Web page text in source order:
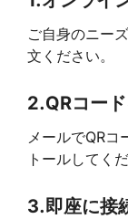
ご自身のニー
文ください。
2.QRコー
メールでQR
トールしてくだ
3.即座に接